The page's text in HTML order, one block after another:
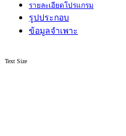
รายละเอียดโปรแกรม
รูปประกอบ
ข้อมูลจำเพาะ
Text Size